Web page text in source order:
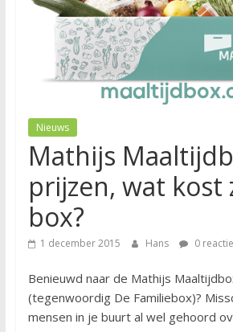
Nieuws
Mathijs
prijzen, wat kost
box?
1 december 2015 Hans 0
Benieuwd naar de Mathijs
(tegenwoordig De Familiebox)?
mensen in je buurt al wel gehoord